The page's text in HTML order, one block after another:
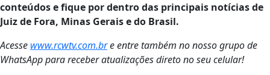
conteúdos e fique por dentro das principais notícias de
Juiz de Fora, Minas Gerais e do Brasil.
Acesse www.rcwtv.com.bre entre também no nosso grupo de
WhatsApp para receber atualizações direto no seu celular!